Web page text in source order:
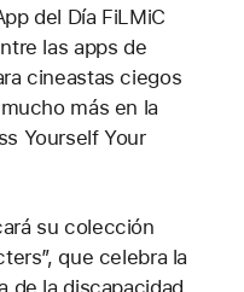
del Día FiLMiC
las apps de
cineastas ciegos
más en la
Yourself Your
su colección
que celebra la